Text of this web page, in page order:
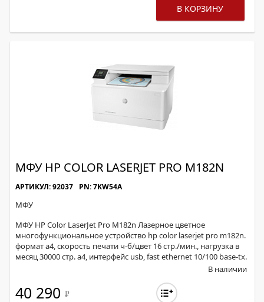
В КОРЗИНУ
МФУ HP COLOR LASERJET PRO M182N
АРТИКУЛ: 92037 PN: 7KW54A
МФУ
МФУ HP Color LaserJet Pro M182n Лазерное цветное
многофункциональное устройство hp color laserjet pro m182n.
формат a4, скорость печати ч-б/цвет 16 стр./мин., нагрузка в
месяц 30000 стр. a4, интерфейс usb, fast ethernet 10/100 base-tx.
В наличии
40 290 Р